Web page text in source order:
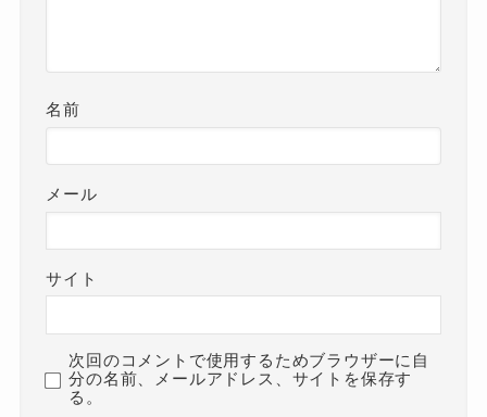
名前
メール
サイト
次回のコメントで使用するためブラウザーに自
分の名前、メールアドレス、サイトを保存す
る。